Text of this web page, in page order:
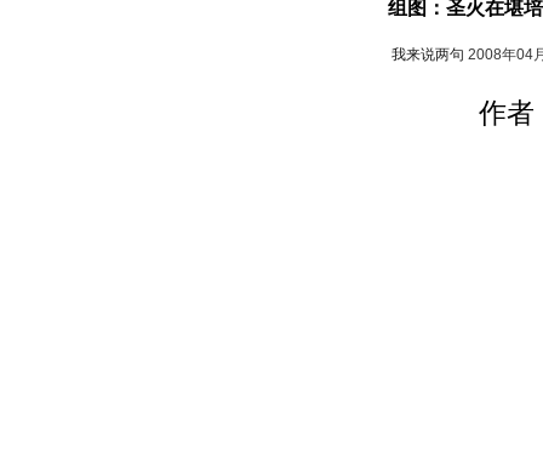
组图：圣火在堪
我来说两句 2008年04
作者